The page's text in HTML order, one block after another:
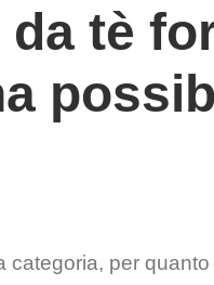
tè
per